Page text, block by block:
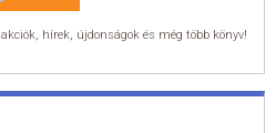
hírek, újdonságok és még több könyv!